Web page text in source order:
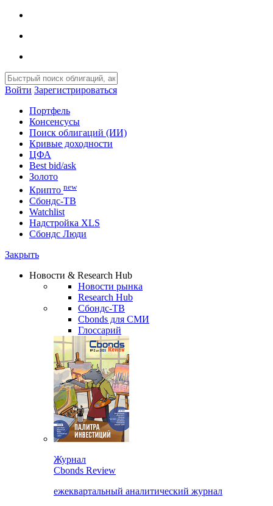
Войти Зарегистрироваться
Портфель
Консенсусы
Поиск облигаций (ИИ)
Кривые доходности
ЦФА
Best bid/ask
Золото
Крипто new
Сбондс-ТВ
Watchlist
Надстройка XLS
Сбондс Люди
Закрыть
Новости & Research Hub
Новости рынка
Research Hub
Сбондс-ТВ
Cbonds для СМИ
Глоссарий
Журнал
Cbonds Review
ежеквартальный аналитический журнал